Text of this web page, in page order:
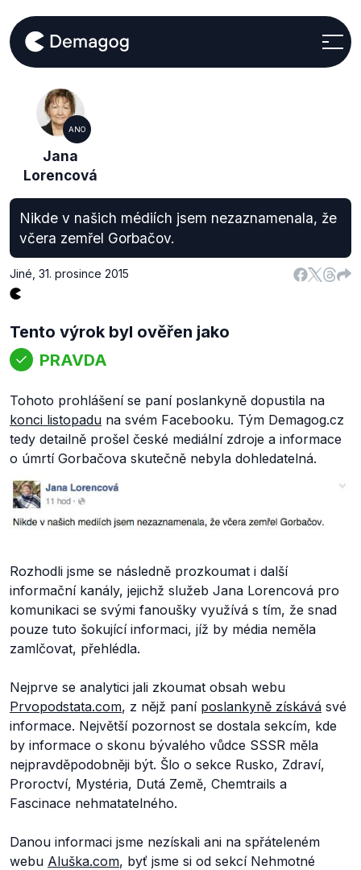
ANO
Jana
Lorencová
Nikde v našich médiích jsem nezaznamenala, že
včera zemřel Gorbačov.
Jiné 31. prosince 2015
Tento výrok byl ověřen jako
PRAVDA
Tohoto prohlášení se paní poslankyně dopustila na
konci listopadu na svém Facebooku. Tým Demagog.cz
tedy detailně prošel české mediální zdroje a informace
o úmrtí Gorbačova skutečně nebyla dohledatelná.
Rozhodli jsme se následně prozkoumat i další
informační kanály, jejichž služeb Jana Lorencová pro
komunikaci se svými fanoušky využívá s tím, že snad
pouze tuto šokující informaci, jíž by média neměla
zamlčovat, přehlédla.
Nejprve se analytici jali zkoumat obsah webu
Prvopodstata.com, z nějž paní poslankyně získává své
informace. Největší pozornost se dostala sekcím, kde
by informace o skonu bývalého vůdce SSSR měla
nejpravděpodobněji být. Šlo o sekce Rusko, Zdraví,
Proroctví, Mystéria, Dutá Země, Chemtrails a
Fascinace nehmatatelného.
Danou informaci jsme nezískali ani na spřáteleném
webu Aluška.com, byť jsme si od sekcí Nehmotné